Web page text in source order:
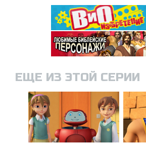
ЕЩЕ ИЗ ЭТОЙ СЕРИИ